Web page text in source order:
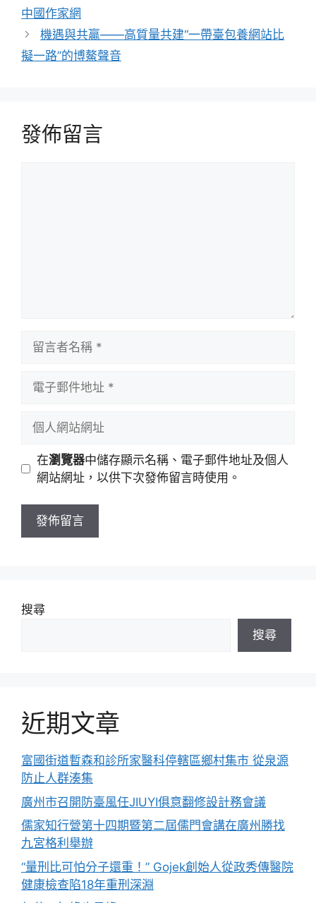
中國作家網
機遇與共贏——高質量共建“一帶臺包養網站比
擬一路”的博鰲聲音
發佈留言
址
站
址
在瀏覽器中儲存顯示名稱、電子郵件地址及個人
網站網址，以供下次發佈留言時使用。
搜尋
搜尋
近期文章
富國街道暫森和診所家醫科停轄區鄉村集市 從泉源
防止人群湊集
廣州市召開防臺風任JIUYI俱意翻修設計務會議
儒家知行營第十四期暨第二屆儒門會講在廣州勝找
九宮格利舉辦
“量刑比可怕分子還重！” Gojek創始人從政秀傳醫院
健康檢查陷18年重刑深淵